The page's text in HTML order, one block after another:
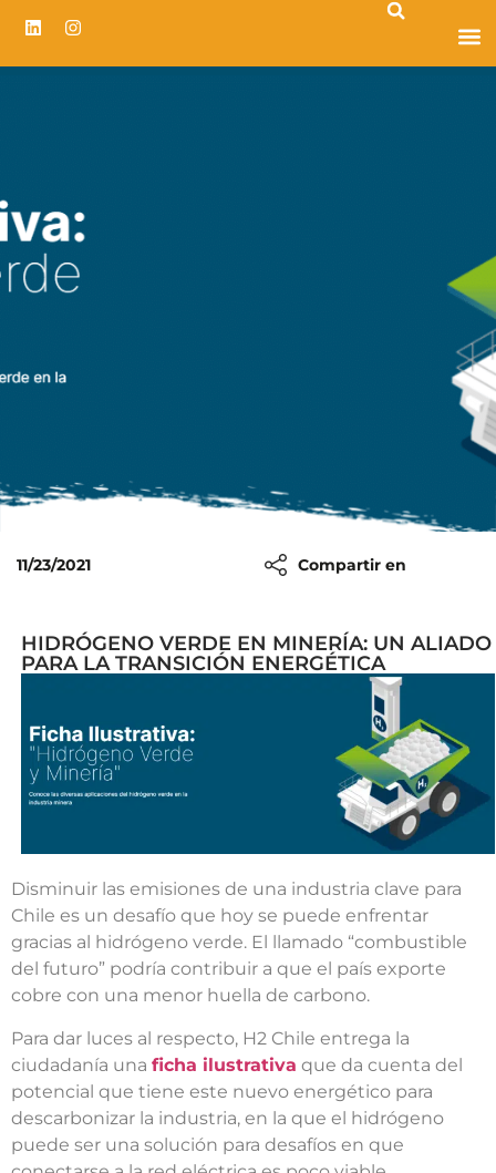
11/23/2021 Compartir en
HIDRÓGENO VERDE EN MINERÍA: UN ALIADO
PARA LA TRANSICIÓN ENERGÉTICA
Disminuir las emisiones de una industria clave para
Chile es un desafío que hoy se puede enfrentar
gracias al hidrógeno verde. El llamado “combustible
del futuro” podría contribuir a que el país exporte
cobre con una menor huella de carbono.
Para dar luces al respecto, H2 Chile entrega la
ciudadanía una ficha ilustrativa que da cuenta del
potencial que tiene este nuevo energético para
descarbonizar la industria, en la que el hidrógeno
puede ser una solución para desafíos en que